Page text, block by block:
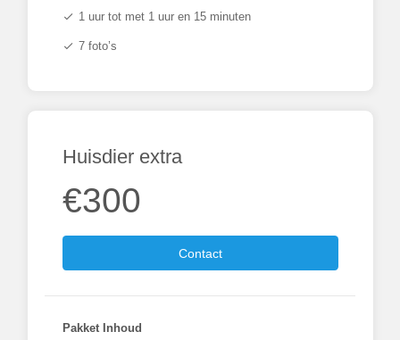
check 1 uur tot met 1 uur en 15 minuten
check 7 foto’s
Huisdier extra
€300
Contact
Pakket Inhoud